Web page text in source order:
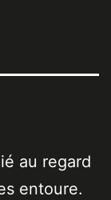
au regard
entoure.